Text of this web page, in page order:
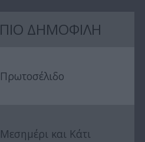
ΠΙΟ ΔΗΜΟΦΙΛΗ
Πρωτοσέλιδο
Μεσημέρι και Κάτι